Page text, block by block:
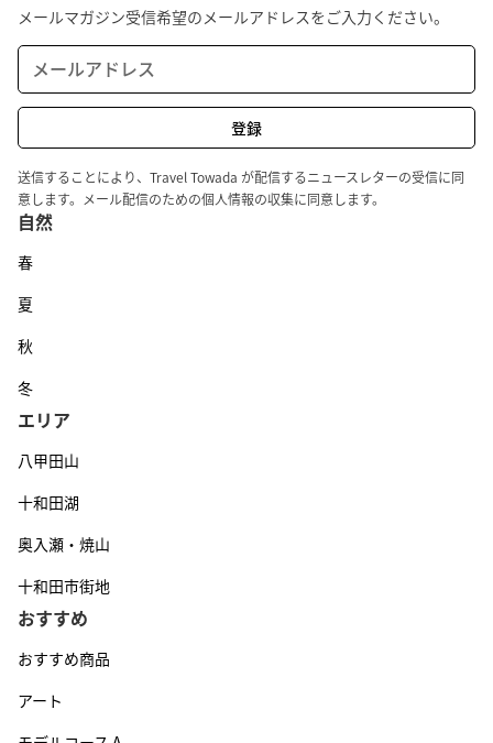
メールマガジン受信希望のメールアドレスをご入力ください。
送信することにより、Travel Towada が配信するニュースレターの受信に同
意します。メール配信のための個人情報の収集に同意します。
自然
春
夏
秋
冬
エリア
八甲田山
十和田湖
奥入瀬・焼山
十和田市街地
おすすめ
おすすめ商品
アート